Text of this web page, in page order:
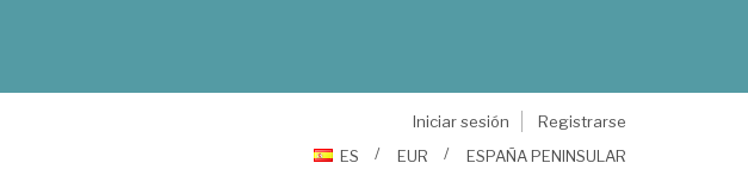
Iniciar sesión
Registrarse
ES
EUR ESPAÑA PENINSULAR